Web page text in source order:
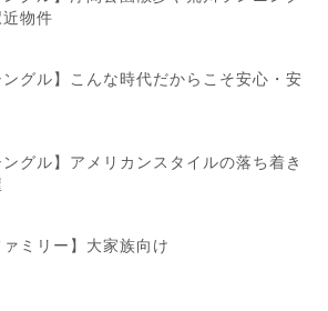
物件
ングル】こんな時代だからこそ安心・安
ングル】アメリカンスタイルの落ち着き
ァミリー】大家族向け